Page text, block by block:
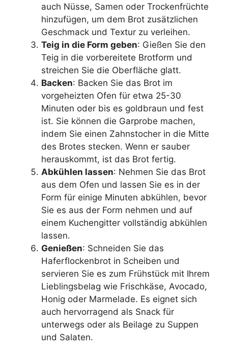
auch Nüsse, Samen oder Trockenfrüchte
hinzufügen, um dem Brot zusätzlichen
Geschmack und Textur zu verleihen.
Teig in die Form geben: Gießen Sie den
Teig in die vorbereitete Brotform und
streichen Sie die Oberfläche glatt.
Backen: Backen Sie das Brot im
vorgeheizten Ofen für etwa 25-30
Minuten oder bis es goldbraun und fest
ist. Sie können die Garprobe machen,
indem Sie einen Zahnstocher in die Mitte
des Brotes stecken. Wenn er sauber
herauskommt, ist das Brot fertig.
Abkühlen lassen: Nehmen Sie das Brot
aus dem Ofen und lassen Sie es in der
Form für einige Minuten abkühlen, bevor
Sie es aus der Form nehmen und auf
einem Kuchengitter vollständig abkühlen
lassen.
Genießen: Schneiden Sie das
Haferflockenbrot in Scheiben und
servieren Sie es zum Frühstück mit Ihrem
Lieblingsbelag wie Frischkäse, Avocado,
Honig oder Marmelade. Es eignet sich
auch hervorragend als Snack für
unterwegs oder als Beilage zu Suppen
und Salaten.